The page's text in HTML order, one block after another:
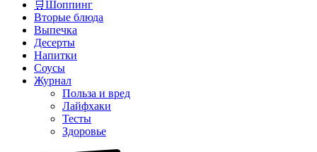
🛒Шоппинг
Вторые блюда
Выпечка
Десерты
Напитки
Соусы
Журнал
Польза и вред
Лайфхаки
Тесты
Здоровье